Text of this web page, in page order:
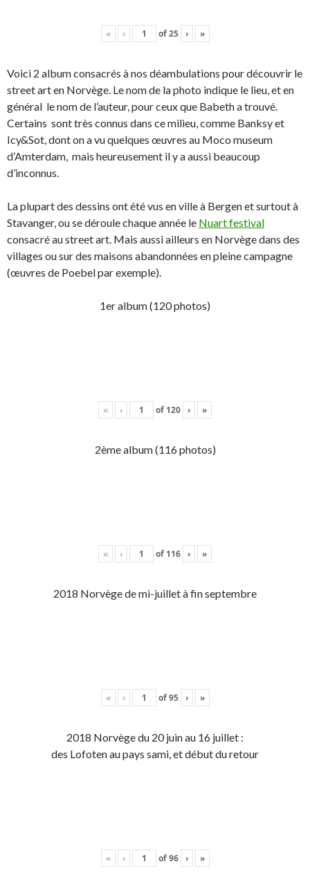
« ‹ of25 › »
Voici 2 album consacrés à nos déambulations pour découvrir le
street art en Norvège. Le nom de la photo indique le lieu, et en
général le nom de l’auteur, pour ceux que Babeth a trouvé.
Certains sont très connus dans ce milieu, comme Banksy et
Icy&Sot, dont on a vu quelques œuvres au Moco museum
d’Amterdam, mais heureusement il y a aussi beaucoup
d’inconnus.
La plupart des dessins ont été vus en ville à Bergen et surtout à
Stavanger, ou se déroule chaque année le Nuart festival
consacré au street art. Mais aussi ailleurs en Norvège dans des
villages ou sur des maisons abandonnées en pleine campagne
(œuvres de Poebel par exemple).
1er album (120 photos)
« ‹ of 120 › »
2ème album (116 photos)
« ‹ of 116 › »
2018 Norvège de mi-juillet à fin septembre
« ‹ of95 › »
2018 Norvège du 20 juin au 16 juillet :
des Lofoten au pays sami, et début du retour
« ‹ of96 › »